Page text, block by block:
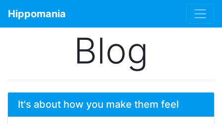
Hippomania
Blog
It's about how you make them feel